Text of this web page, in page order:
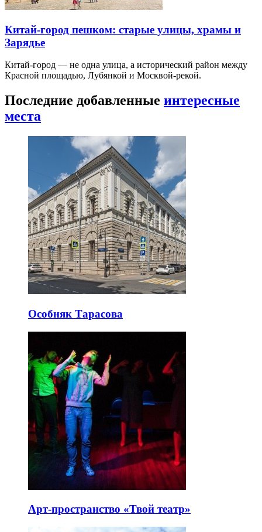
Китай-город пешком: старые улицы, храмы и
Зарядье
Китай-город — не одна улица, а исторический район между
Красной площадью, Лубянкой и Москвой-рекой.
Последние добавленные интересные
места
Особняк Тарасова
Арт-пространство «Твой театр»